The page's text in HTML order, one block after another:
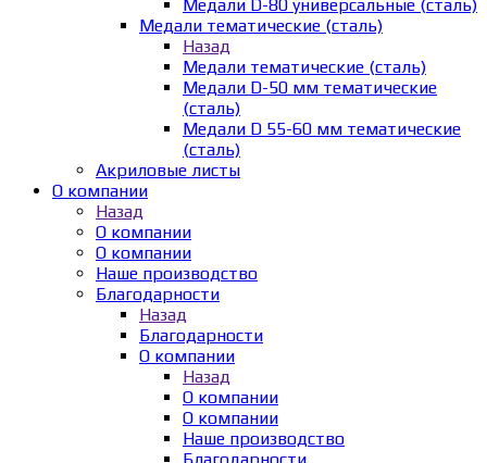
Медали D-80 универсальные (сталь)
Медали тематические (сталь)
Назад
Медали тематические (сталь)
Медали D-50 мм тематические
(сталь)
Медали D 55-60 мм тематические
(сталь)
Акриловые листы
О компании
Назад
О компании
О компании
Наше производство
Благодарности
Назад
Благодарности
О компании
Назад
О компании
О компании
Наше производство